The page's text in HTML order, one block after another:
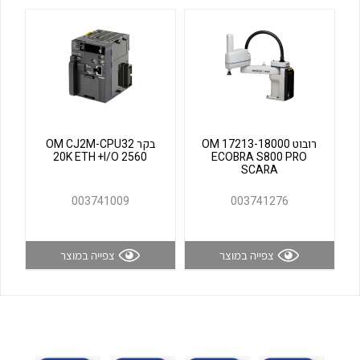
לכל מוצרי היצרן לכל מוצרי היצרן
רובוט OM 17213-18000
ECOBRA S800 PRO
SCARA
003741276
צפייה במוצר
בקר OM CJ2M-CPU32
20K ETH +I/O 2560
003741009
צפייה במוצר